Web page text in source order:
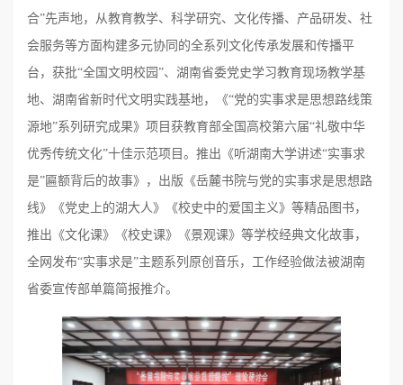
合”先声地，从教育教学、科学研究、文化传播、产品研发、社
会服务等方面构建多元协同的全系列文化传承发展和传播平
台，获批“全国文明校园”、湖南省委党史学习教育现场教学基
地、湖南省新时代文明实践基地，《“党的实事求是思想路线策
源地”系列研究成果》项目获教育部全国高校第六届“礼敬中华
优秀传统文化”十佳示范项目。推出《听湖南大学讲述“实事求
是”匾额背后的故事》，出版《岳麓书院与党的实事求是思想路
线》《党史上的湖大人》《校史中的爱国主义》等精品图书，
推出《文化课》《校史课》《景观课》等学校经典文化故事，
全网发布“实事求是”主题系列原创音乐，工作经验做法被湖南
省委宣传部单篇简报推介。